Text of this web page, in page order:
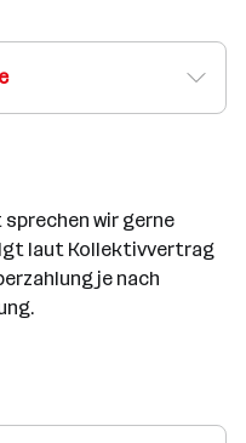
wir gerne
laut Kollektivvertrag
je nach